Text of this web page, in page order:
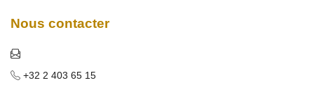
Nous contacter
+32 2 403 65 15